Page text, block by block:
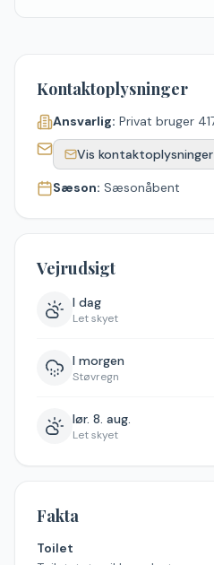
Kontaktoplysninger
Ansvarlig: Privat bruger
Vis kontaktoplysninger
Sæson: Sæsonåbent
Vejrudsigt
I dag
Let skyet
I morgen
Støvregn
lør. 8. aug.
Let skyet
Fakta
Toilet